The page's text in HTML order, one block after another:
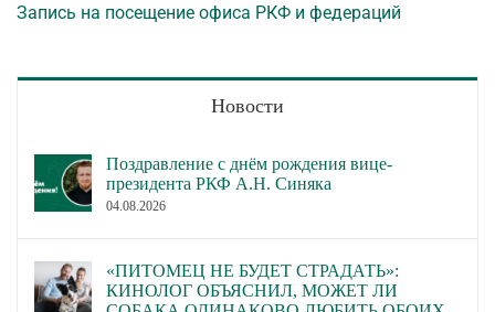
Запись на посещение офиса РКФ и федераций
Новости
Поздравление с днём рождения вице-
президента РКФ А.Н. Синяка
04.08.2026
«ПИТОМЕЦ НЕ БУДЕТ СТРАДАТЬ»:
КИНОЛОГ ОБЪЯСНИЛ, МОЖЕТ ЛИ